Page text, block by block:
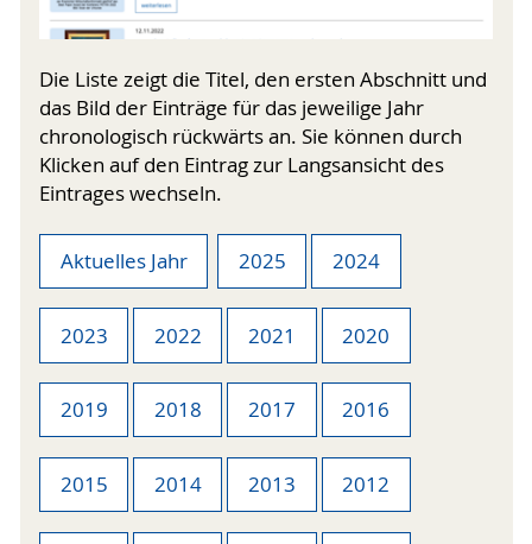
Die Liste zeigt die Titel, den ersten Abschnitt und
das Bild der Einträge für das jeweilige Jahr
chronologisch rückwärts an. Sie können durch
Klicken auf den Eintrag zur Langsansicht des
Eintrages wechseln.
Aktuelles Jahr 2025 2024
2023 2022 2021 2020
2019 2018 2017 2016
2015 2014 2013 2012